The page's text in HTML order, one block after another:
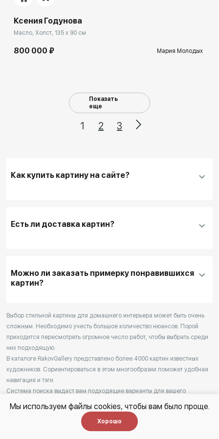
Ксения Годунова
Масло, Холст, 135 x 90 см
800 000 ₽ Мария Молодых
Показать
еще
1 2 3
Как купить картину на сайте?
Заполнитьконтактные данные и адрес
Для оплаты другим способом или для запроса
дополнительной информации перед покупкой
После оформления заказа (в течение 1 дня) с
Вами свяжется наш менеджер для уточнения
Есть ли доставка картин?
Можно ли заказать примерку понравившихся
картин?
Мы доставляем выбранные произведения на
Наши сотрудники распаковывают картины и
помогают с выбором подходящего места в
интерьере.
Если Вас все устраивает, то произведение
сразу становится Вашим после оплаты.
Выбор стильной картины для домашнего интерьера может быть очень
сложным. Необходимо учесть большое количество нюансов. Порой
приходится пересмотреть огромное число работ, чтобы выбрать среди
них подходящую.
В каталоге RakovGallery представлено более 4000 картин известных
художников. Сориентироваться в этом многообразии поможет удобная
навигация и тэги.
Система поиска выдаст вам подходящие варианты для вашего
интерьера, нужно лишь указать определенные параметры. Отметьте,
какой стиль живописи вас интересует, для какого интерьера вы ищете
картину, что на ней должно быть изображено, и наша поисковая
Мы используем файлы cookies, чтобы вам было проще.
Хорошо